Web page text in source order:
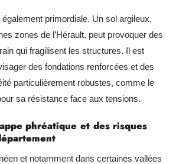
primordiale. Un sol argileux,
zones de l’Hérault, peut provoquer des
qui fragilisent les structures. Il est
des fondations renforcées et des
particulièrement robustes, comme le
sa résistance face aux tensions.
phréatique et des risques
et notamment dans certaines vallées